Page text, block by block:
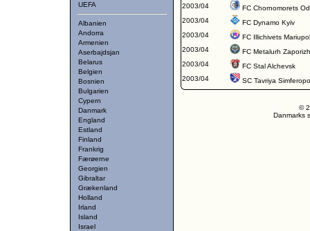
UEFA
Albanien
Andorra
Armenien
Aserbajdsjan
Belarus
Belgien
Bosnien
Bulgarien
Cypern
Danmark
England
Estland
Finland
Frankrig
Færøerne
Georgien
Gibraltar
Grækenland
Holland
Irland
Island
Israel
2003/04
FC Chornomorets
2003/04
FC Dynamo Kyiv
2003/04
FC Illichivets Mariupol
2003/04
FC Metalurh
2003/04
FC Stal Alchevsk
2003/04
SC Tavriya
©
Danmarks